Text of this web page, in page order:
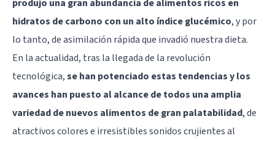
produjo una gran abundancia de alimentos ricos en
hidratos de carbono con un alto índice glucémico, y por
lo tanto, de asimilación rápida que invadió nuestra dieta.
En la actualidad, tras la llegada de la revolución
tecnológica,se han potenciado estas tendencias y los
avances han puesto al alcance de todos una amplia
variedad de nuevos alimentos de gran palatabilidad, de
atractivos colores e irresistibles sonidos crujientes al